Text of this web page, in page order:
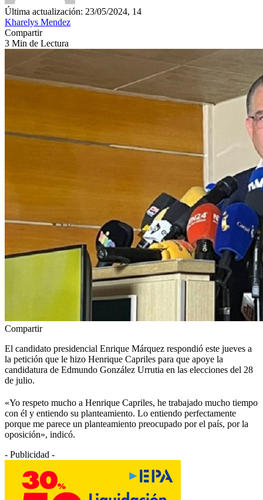
Última actualización: 23/05/2024, 14
Kharelys Mendez
Compartir
3 Min de Lectura
Compartir
El candidato presidencial Enrique Márquez respondió este jueves a
la petición que le hizo Henrique Capriles para que apoye la
candidatura de Edmundo González Urrutia en las elecciones del 28
de julio.
«Yo respeto mucho a Henrique Capriles, he trabajado mucho tiempo
con él y entiendo su planteamiento. Lo entiendo perfectamente
porque me parece un planteamiento preocupado por el país, por la
oposición», indicó.
- Publicidad -